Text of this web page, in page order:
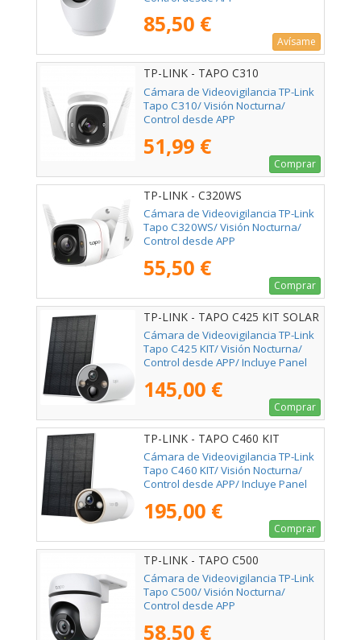
85,50 €
Avísame
TP-LINK - TAPO C310
Cámara de Videovigilancia TP-Link
Tapo C310/ Visión Nocturna/
Control desde APP
51,99 €
Comprar
TP-LINK - C320WS
Cámara de Videovigilancia TP-Link
Tapo C320WS/ Visión Nocturna/
Control desde APP
55,50 €
Comprar
TP-LINK - TAPO C425 KIT SOLAR
Cámara de Videovigilancia TP-Link
Tapo C425 KIT/ Visión Nocturna/
Control desde APP/ Incluye Panel
145,00 €
Comprar
TP-LINK - TAPO C460 KIT
Cámara de Videovigilancia TP-Link
Tapo C460 KIT/ Visión Nocturna/
Control desde APP/ Incluye Panel
195,00 €
Comprar
TP-LINK - TAPO C500
Cámara de Videovigilancia TP-Link
Tapo C500/ Visión Nocturna/
Control desde APP
58,50 €